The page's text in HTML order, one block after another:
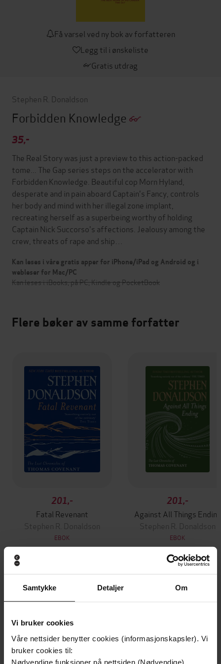
Samtykke Detaljer Om
Vi bruker cookies
Våre nettsider benytter cookies (informasjonskapsler). Vi
bruker cookies til:
Nødvendige funksjoner på nettsiden (Nødvendige)
Få varsel ved ny bok av forfatteren
Legg til i ønskeliste
Gratis utdrag
Stephen R. Donaldson
Forbidden Knowledge
35,-
The Real Story was just a preview to this action-packed
tome... The Gap series steps on the accelerator with
Forbidden Knowledge. Beautiful cop Morn Hyland,
desperate and in pain aboard Captain's Fancy, controls
her body and mind with her illegal zone implant,
recreating herself as a superbeing worthy of holding
Captain Nick Succorso's affections. Jealousy among the
crew, threats of rape and ship…
Kan leses i våre gratis apper for iPhone/iPad og Android og i
webleser for Mac/PC
Kan leses i iBooks, på PC, Kindle og PocketBook
Flere bøker av samme forfatter
201,-
Fatal Revenant
Stephen R. Donaldson
EBOK
201,-
Against All Things Ending
Stephen R. Donaldson
EBOK
Andre har også kjøpt
Vinner av Rivertonprisen